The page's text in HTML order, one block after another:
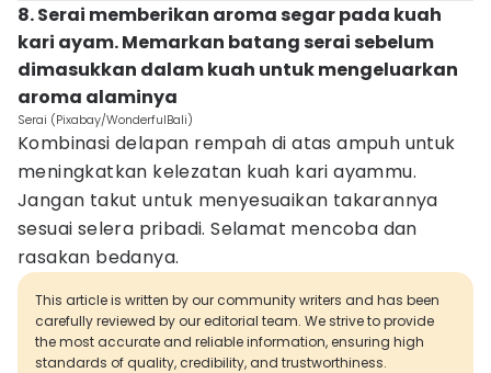
8. Serai memberikan aroma segar pada kuah
kari ayam. Memarkan batang serai sebelum
dimasukkan dalam kuah untuk mengeluarkan
aroma alaminya
Serai (Pixabay/WonderfulBali)
Kombinasi delapan rempah di atas ampuh untuk
meningkatkan kelezatan kuah kari ayammu.
Jangan takut untuk menyesuaikan takarannya
sesuai selera pribadi. Selamat mencoba dan
rasakan bedanya.
This article is written by our community writers and has been
carefully reviewed by our editorial team. We strive to provide
the most accurate and reliable information, ensuring high
standards of quality, credibility, and trustworthiness.